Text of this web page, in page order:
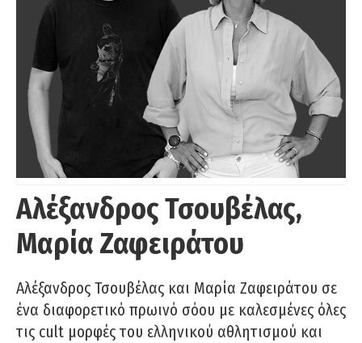
Αλέξανδρος Τσουβέλας,
Μαρία Ζαφειράτου
Αλέξανδρος Τσουβέλας και Μαρία Ζαφειράτου σε
ένα διαφορετικό πρωινό σόου με καλεσμένες όλες
τις cult μορφές του ελληνικού αθλητισμού και